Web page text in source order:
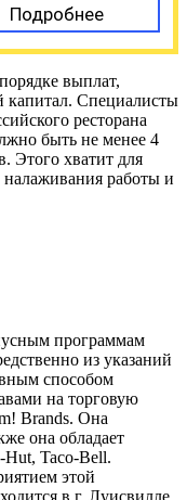
Подробнее
выплат,
капитал. Специалисты
ресторана
быть не менее 4
Этого хватит для
работы и
программам
из указаний
способом
на торговую
Brands. Она
она обладает
Hut, Taco-Bell.
этой
в г. Луисвилле